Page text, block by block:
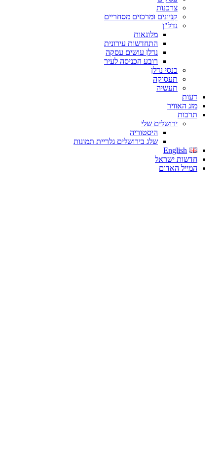
צרכנות
קניונים ומרכזים מסחריים
נדל"ן
מלונאות
התחדשות עירונית
נדלן עושים עסקה
רובע הכניסה לעיר
כנסי נדלן
תעסוקה
תעשיה
דעות
מזג האוויר
תרבות
ירושלים שלי
היסטוריה
שלג בירושלים גלריית תמונות
English
חדשות ישראל
המייל האדום